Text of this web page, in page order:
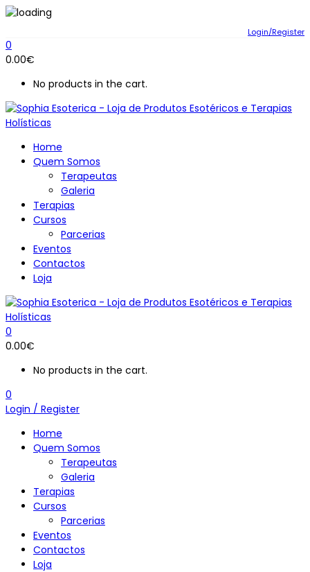
Login/Register
0
0.00€
No products in the cart.
Home
Quem Somos
Terapeutas
Galeria
Terapias
Cursos
Parcerias
Eventos
Contactos
Loja
0
0.00€
No products in the cart.
0
Login / Register
Home
Quem Somos
Terapeutas
Galeria
Terapias
Cursos
Parcerias
Eventos
Contactos
Loja